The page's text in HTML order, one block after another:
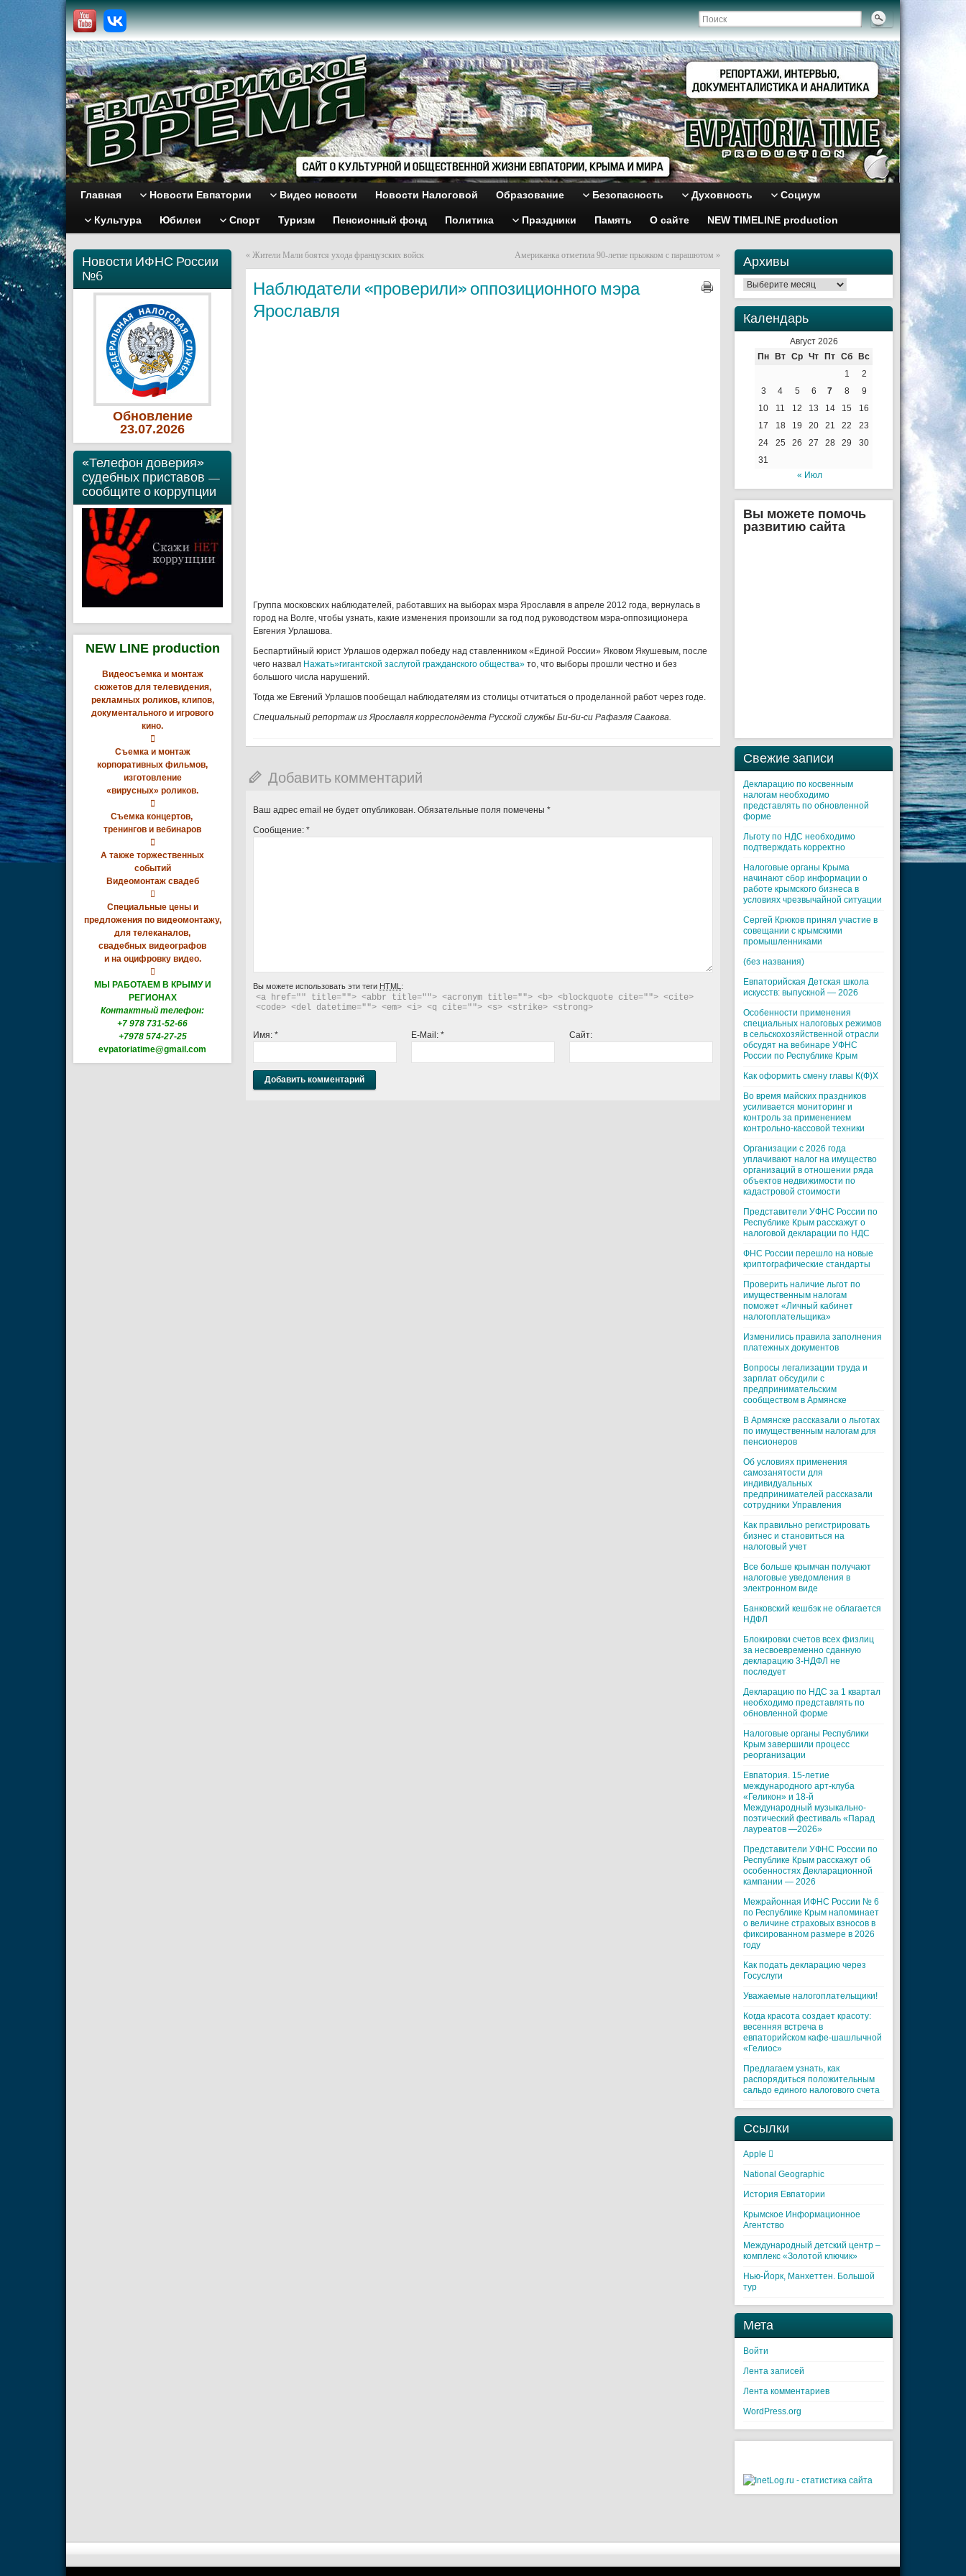
Главная Новости Евпатории Видео новости Новости Налоговой Образование Безопасность Духовность Социум
Культура Юбилеи Спорт Туризм Пенсионный фонд Политика Праздники Память О сайте NEW TIMELINE production
Новости ИФНС России
№6
Обновление
23.07.2026
«Телефон доверия»
судебных приставов —
сообщите о коррупции
NEW LINE production
Видеосъемка и монтаж
сюжетов для телевидения,
рекламных роликов, клипов,
документального и игрового
кино.

Съемка и монтаж
корпоративных фильмов,
изготовление
«вирусных» роликов.

Съемка концертов,
тренингов и вебинаров

А также торжественных
событий
Видеомонтаж свадеб

Специальные цены и
предложения по видеомонтажу,
для телеканалов,
свадебных видеографов
и на оцифровку видео.

МЫ РАБОТАЕМ В КРЫМУ И
РЕГИОНАХ
Контактный телефон:
+7 978 731-52-66
+7978 574-27-25
evpatoriatime@gmail.com
« Жители Мали боятся ухода французских войск Американка отметила 90-летие прыжком с парашютом »
Наблюдатели «проверили» оппозиционного мэра
Ярославля
Группа московских наблюдателей, работавших на выборах мэра Ярославля в апреле 2012 года, вернулась в
город на Волге, чтобы узнать, какие изменения произошли за год под руководством мэра-оппозиционера
Евгения Урлашова.
Беспартийный юрист Урлашов одержал победу над ставленником «Единой России» Яковом Якушевым, после
чего назвал Нажать»гигантской заслугой гражданского общества» то, что выборы прошли честно и без
большого числа нарушений.
Тогда же Евгений Урлашов пообещал наблюдателям из столицы отчитаться о проделанной работ через годе.
Специальный репортаж из Ярославля корреспондента Русской службы Би-би-си Рафаэля Саакова.
Добавить комментарий
Ваш адрес email не будет опубликован. Обязательные поля помечены *
Сообщение: *
Вы можете использовать эти теги HTML :
<a href="" title=""> <abbr title=""> <acronym title=""> <b> <blockquote cite=""> <cite>
<code> <del datetime=""> <em> <i> <q cite=""> <s> <strike> <strong>
Имя: * E-Mail: * Сайт:
Архивы
Архивы
Календарь
Август 2026
Пн
Вт Ср Чт Пт Сб
Вс
1
2
3
4 5 6 7 8
9
10
11 12 13 14 15
16
17
18 19 20 21 22
23
24
25 26 27 28 29
30
31
« Июл
Вы можете помочь
развитию сайта
Свежие записи
Декларацию по косвенным
налогам необходимо
представлять по обновленной
форме
Льготу по НДС необходимо
подтверждать корректно
Налоговые органы Крыма
начинают сбор информации о
работе крымского бизнеса в
условиях чрезвычайной ситуации
Cергей Крюков принял участие в
совещании с крымскими
промышленниками
(без названия)
Евпаторийская Детская школа
искусств: выпускной — 2026
Особенности применения
специальных налоговых режимов
в сельскохозяйственной отрасли
обсудят на вебинаре УФНС
России по Республике Крым
Как оформить смену главы К(Ф)Х
Во время майских праздников
усиливается мониторинг и
контроль за применением
контрольно-кассовой техники
Организации с 2026 года
уплачивают налог на имущество
организаций в отношении ряда
объектов недвижимости по
кадастровой стоимости
Представители УФНС России по
Республике Крым расскажут о
налоговой декларации по НДС
ФНС России перешло на новые
криптографические стандарты
Проверить наличие льгот по
имущественным налогам
поможет «Личный кабинет
налогоплательщика»
Изменились правила заполнения
платежных документов
Вопросы легализации труда и
зарплат обсудили с
предпринимательским
сообществом в Армянске
В Армянске рассказали о льготах
по имущественным налогам для
пенсионеров
Об условиях применения
самозанятости для
индивидуальных
предпринимателей рассказали
сотрудники Управления
Как правильно регистрировать
бизнес и становиться на
налоговый учет
Все больше крымчан получают
налоговые уведомления в
электронном виде
Банковский кешбэк не облагается
НДФЛ
Блокировки счетов всех физлиц
за несвоевременно сданную
декларацию 3-НДФЛ не
последует
Декларацию по НДС за 1 квартал
необходимо представлять по
обновленной форме
Налоговые органы Республики
Крым завершили процесс
реорганизации
Евпатория. 15-летие
международного арт-клуба
«Геликон» и 18-й
Международный музыкально-
поэтический фестиваль «Парад
лауреатов —2026»
Представители УФНС России по
Республике Крым расскажут об
особенностях Декларационной
кампании — 2026
Межрайонная ИФНС России № 6
по Республике Крым напоминает
о величине страховых взносов в
фиксированном размере в 2026
году
Как подать декларацию через
Госуслуги
Уважаемые налогоплательщики!
Когда красота создает красоту:
весенняя встреча в
евпаторийском кафе-шашлычной
«Гелиос»
Предлагаем узнать, как
распорядиться положительным
сальдо единого налогового счета
Ссылки
Apple 
National Geographic
История Евпатории
Крымское Информационное
Агентство
Международный детский центр –
комплекс «Золотой ключик»
Нью-Йорк, Манхеттен. Большой
тур
Мета
Войти
Лента записей
Лента комментариев
WordPress.org